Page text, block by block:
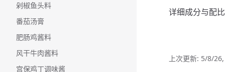
剁椒鱼头料
番茄汤膏
肥肠鸡酱料
风干牛肉酱料
宫保鸡丁调味酱
详细成分与配
上次更新: 5/8/